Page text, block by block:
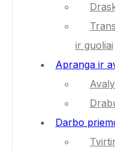
ir guoliai
Apranga ir
Darbo